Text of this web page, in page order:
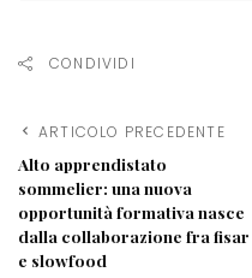
CONDIVIDI
ARTICOLO PRECEDENTE
Alto apprendistato
sommelier: una nuova
opportunità formativa nasce
dalla collaborazione fra fisar
e slowfood